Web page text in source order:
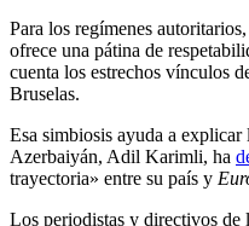
Para los regímenes
ofrece una pátina de
cuenta los estrechos vínculos
Bruselas.
Esa simbiosis ayuda a
Azerbaiyán, Adil Karimli, ha
trayectoria» entre su país y
Los periodistas y directivos de